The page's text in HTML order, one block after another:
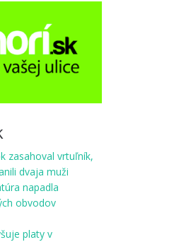
zasahoval vrtuľník,
dvaja muži
napadla
obvodov
platy v